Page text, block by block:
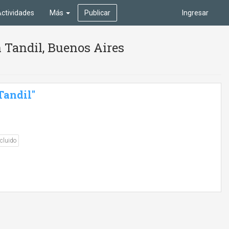
Ingresar
Más Publicar
Buenos Aires